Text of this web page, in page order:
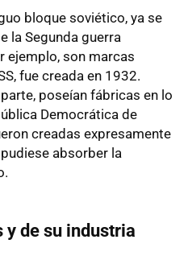
bloque soviético, ya se
la Segunda guerra
ejemplo, son marcas
fue creada en 1932.
poseían fábricas en lo
Democrática de
creadas expresamente
absorber la
y de su industria